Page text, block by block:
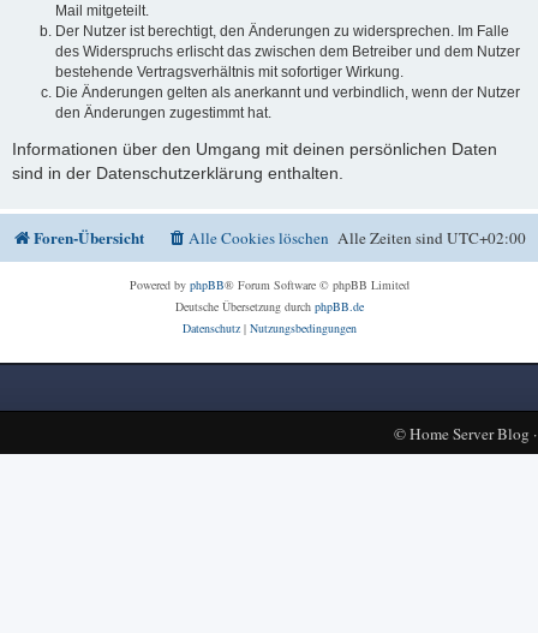
Mail mitgeteilt.
Der Nutzer ist berechtigt, den Änderungen zu widersprechen. Im Falle
des Widerspruchs erlischt das zwischen dem Betreiber und dem Nutzer
bestehende Vertragsverhältnis mit sofortiger Wirkung.
Die Änderungen gelten als anerkannt und verbindlich, wenn der Nutzer
den Änderungen zugestimmt hat.
Informationen über den Umgang mit deinen persönlichen Daten
sind in der Datenschutzerklärung enthalten.
Foren-Übersicht Alle Zeiten sindUTC+02:00
Alle Cookies löschen
Powered by phpBB® Forum Software © phpBB Limited
Deutsche Übersetzung durch phpBB.de
Datenschutz| Nutzungsbedingungen
©Home Server Blog